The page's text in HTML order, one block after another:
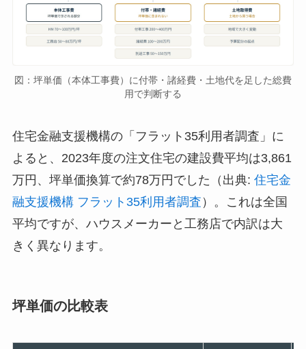
図：坪単価（本体工事費）に付帯・諸経費・土地代を足した総費
用で判断する
住宅金融支援機構の「フラット35利用者調査」に
よると、2023年度の注文住宅の建設費平均は3,861
万円、坪単価換算で約78万円でした（出典: 住宅金
融支援機構 フラット35利用者調査 ）。これは全国
平均ですが、ハウスメーカーと工務店で内訳は大
きく異なります。
坪単価の比較表